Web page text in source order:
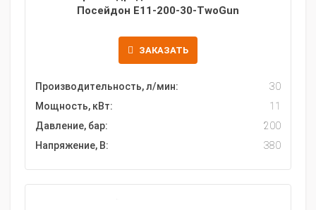
Посейдон E11-200-30-TwoGun
ЗАКАЗАТЬ
Производительность, л/мин:
30
Мощность, кВт:
11
Давление, бар:
200
Напряжение, В:
380